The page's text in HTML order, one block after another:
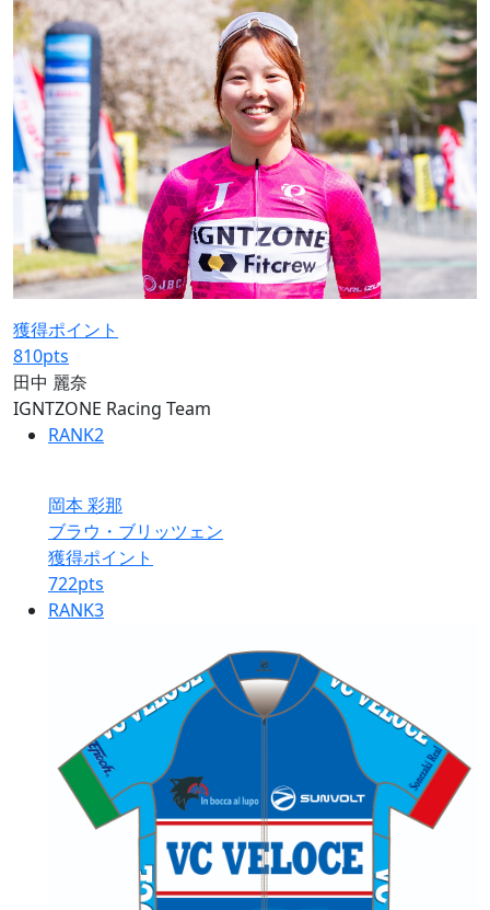
獲得ポイント
810pts
田中 麗奈
IGNTZONE Racing Team
RANK2
岡本 彩那
ブラウ・ブリッツェン
獲得ポイント
722pts
RANK3